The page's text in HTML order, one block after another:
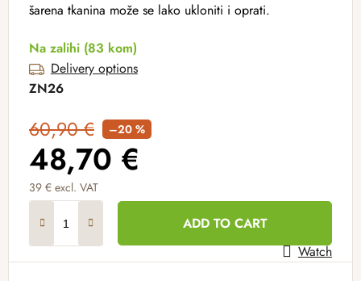
šarena tkanina može se lako ukloniti i oprati.
Na zalihi (83 kom)
Delivery options
ZN26
60,90 € –20 %
48,70 €
39 € excl. VAT
ADD TO CART
Watch